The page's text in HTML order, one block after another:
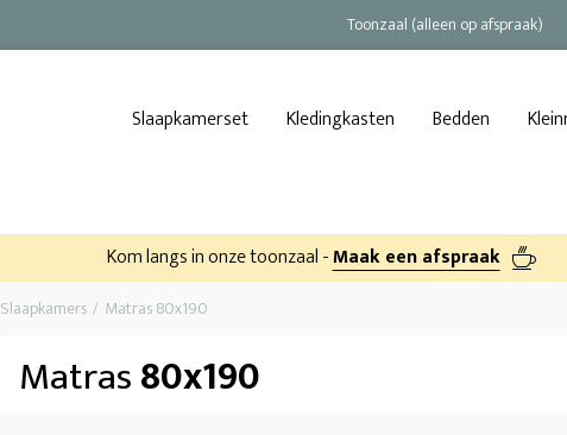
Toonzaal (alleen op afspraak)
Slaapkamerset Kledingkasten Bedden
Kom langs in onze toonzaal -Maak een afspraak
Slaapkamers Matras 80x190
Matras80x190